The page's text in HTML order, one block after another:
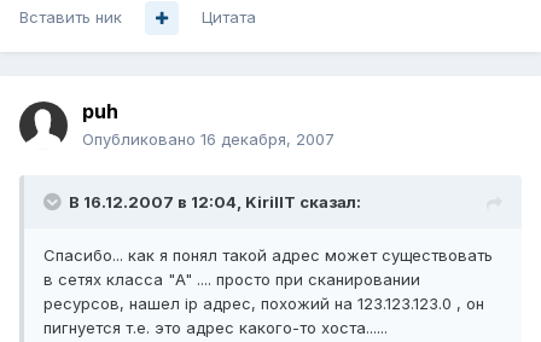
Вставить ник Цитата
puh
Опубликовано 16 декабря, 2007
В 16.12.2007 в 12:04, KirillT сказал:
Спасибо... как я понял такой адрес может существовать
в сетях класса "A" .... просто при сканировании
ресурсов, нашел ip адрес, похожий на 123.123.123.0 , он
пигнуется т.е. это адрес какого-то хоста......